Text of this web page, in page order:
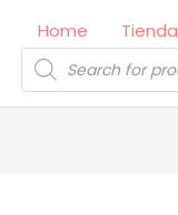
Home Tienda
Búsqueda
de
productos